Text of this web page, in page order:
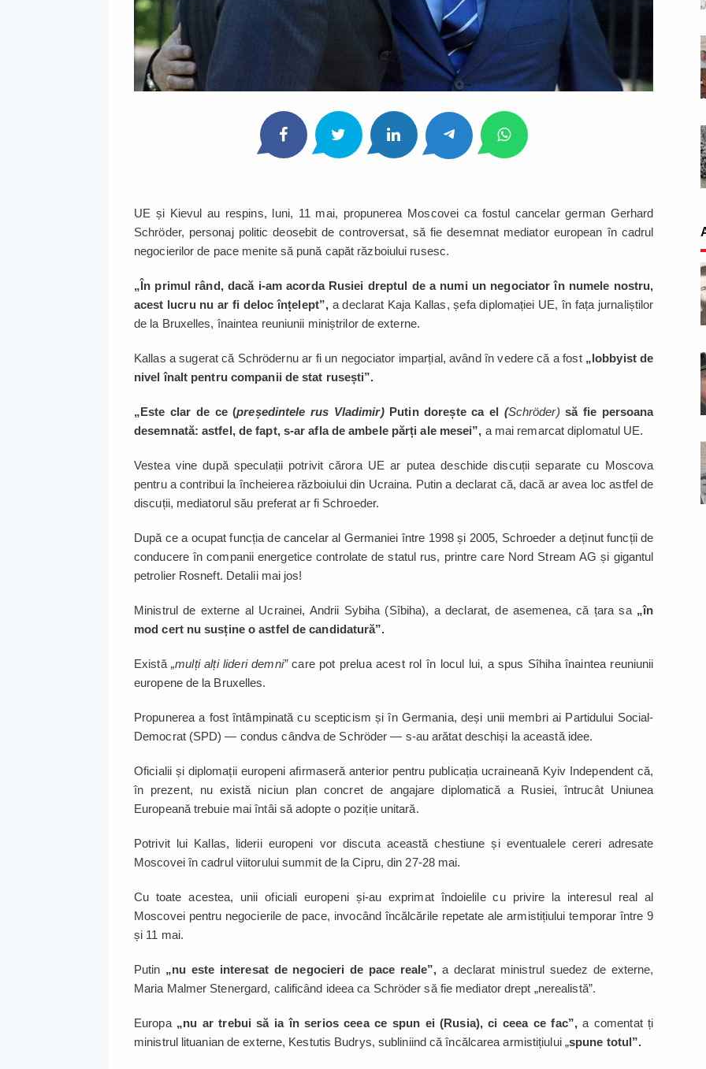
UE și Kievul au respins, luni, 11 mai, propunerea Moscovei ca fostul cancelar german Gerhard
Schröder, personaj politic deosebit de controversat, să fie desemnat mediator european în cadrul
negocierilor de pace menite să pună capăt războiului rusesc.
„În primul rând, dacă i-am acorda Rusiei dreptul de a numi un negociator în numele nostru,
acest lucru nu ar fi deloc înțelept”, a declarat Kaja Kallas, șefa diplomației UE, în fața jurnaliștilor
de la Bruxelles, înaintea reuniunii miniștrilor de externe.
Kallas a sugerat că Schrödernu ar fi un negociator imparțial, având în vedere că a fost „lobbyist de
nivel înalt pentru companii de stat rusești”.
„Este clar de ce (președintele rus Vladimir)Putin dorește ca el (Schröder)să fie persoana
desemnată: astfel, de fapt, s-ar afla de ambele părți ale mesei”, a mai remarcat diplomatul UE.
Vestea vine după speculații potrivit cărora UE ar putea deschide discuții separate cu Moscova
pentru a contribui la încheierea războiului din Ucraina. Putin a declarat că, dacă ar avea loc astfel de
discuții, mediatorul său preferat ar fi Schroeder.
După ce a ocupat funcția de cancelar al Germaniei între 1998 și 2005, Schroeder a deținut funcții de
conducere în companii energetice controlate de statul rus, printre care Nord Stream AG și gigantul
petrolier Rosneft. Detalii mai jos!
Ministrul de externe al Ucrainei, Andrii Sybiha (Sîbiha), a declarat, de asemenea, că țara sa„în
mod cert nu susține o astfel de candidatură”.
Există„mulți alți lideri demni”care pot prelua acest rol în locul lui, a spus Sîhiha înaintea reuniunii
europene de la Bruxelles.
Propunerea a fost întâmpinată cu scepticism și în Germania, deși unii membri ai Partidului Social-
Democrat (SPD) — condus cândva de Schröder — s-au arătat deschiși la această idee.
Oficialii și diplomații europeni afirmaseră anterior pentru publicația ucraineană Kyiv Independent că,
în prezent, nu există niciun plan concret de angajare diplomatică a Rusiei, întrucât Uniunea
Europeană trebuie mai întâi să adopte o poziție unitară.
Potrivit lui Kallas, liderii europeni vor discuta această chestiune și eventualele cereri adresate
Moscovei în cadrul viitorului summit de la Cipru, din 27-28 mai.
Cu toate acestea, unii oficiali europeni și-au exprimat îndoielile cu privire la interesul real al
Moscovei pentru negocierile de pace, invocând încălcările repetate ale armistițiului temporar între 9
și 11 mai.
Putin „nu este interesat de negocieri de pace reale”, a declarat ministrul suedez de externe,
Maria Malmer Stenergard, calificând ideea ca Schröder să fie mediator drept „nerealistă”.
Europa „nu ar trebui să ia în serios ceea ce spun ei (Rusia), ci ceea ce fac”,a comentat ți
ministrul lituanian de externe, Kestutis Budrys, subliniind că încălcarea armistițiului „spune totul”.